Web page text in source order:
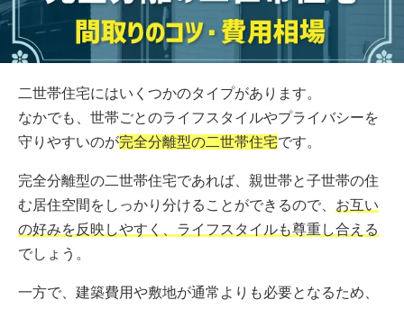
二世帯住宅にはいくつかのタイプがあります。
なかでも、世帯ごとのライフスタイルやプライバシーを
守りやすいのが完全分離型の二世帯住宅です。
完全分離型の二世帯住宅であれば、親世帯と子世帯の住
む居住空間をしっかり分けることができるので、 お互い
の好みを反映しやすく、ライフスタイルも尊重し合える
でしょう。
一方で、建築費用や敷地が通常よりも必要となるため、